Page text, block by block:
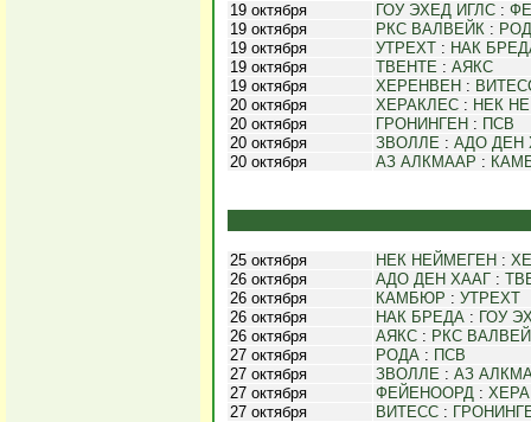
19 октября ГОУ ЭХЕД ИГЛС :
19 октября
РКС ВАЛВЕЙК :
19 октября
УТРЕХТ : НАК
19 октября
ТВЕНТЕ : АЯКС
19 октября
ХЕРЕНВЕН :
20 октября
ХЕРАКЛЕС : НЕК
20 октября
ГРОНИНГЕН : ПСВ
20 октября
ЗВОЛЛЕ : АДО ДЕН
20 октября
АЗ АЛКМААР :
25 октября НЕК НЕЙМЕГЕН :
26 октября
АДО ДЕН ХААГ :
26 октября
КАМБЮР : УТРЕХТ
26 октября
НАК БРЕДА : ГОУ
26 октября
АЯКС : РКС
27 октября
РОДА : ПСВ
27 октября
ЗВОЛЛЕ : АЗ
27 октября
ФЕЙЕНООРД :
27 октября
ВИТЕСС :